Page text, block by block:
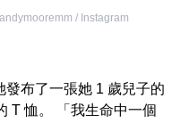
/ Instagram
發布了一張她 1 歲兒子的
T 恤。 「我生命中一個